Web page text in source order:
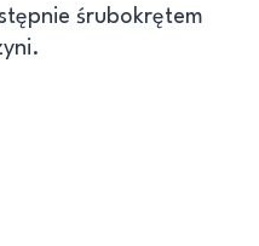
śrubokrętem